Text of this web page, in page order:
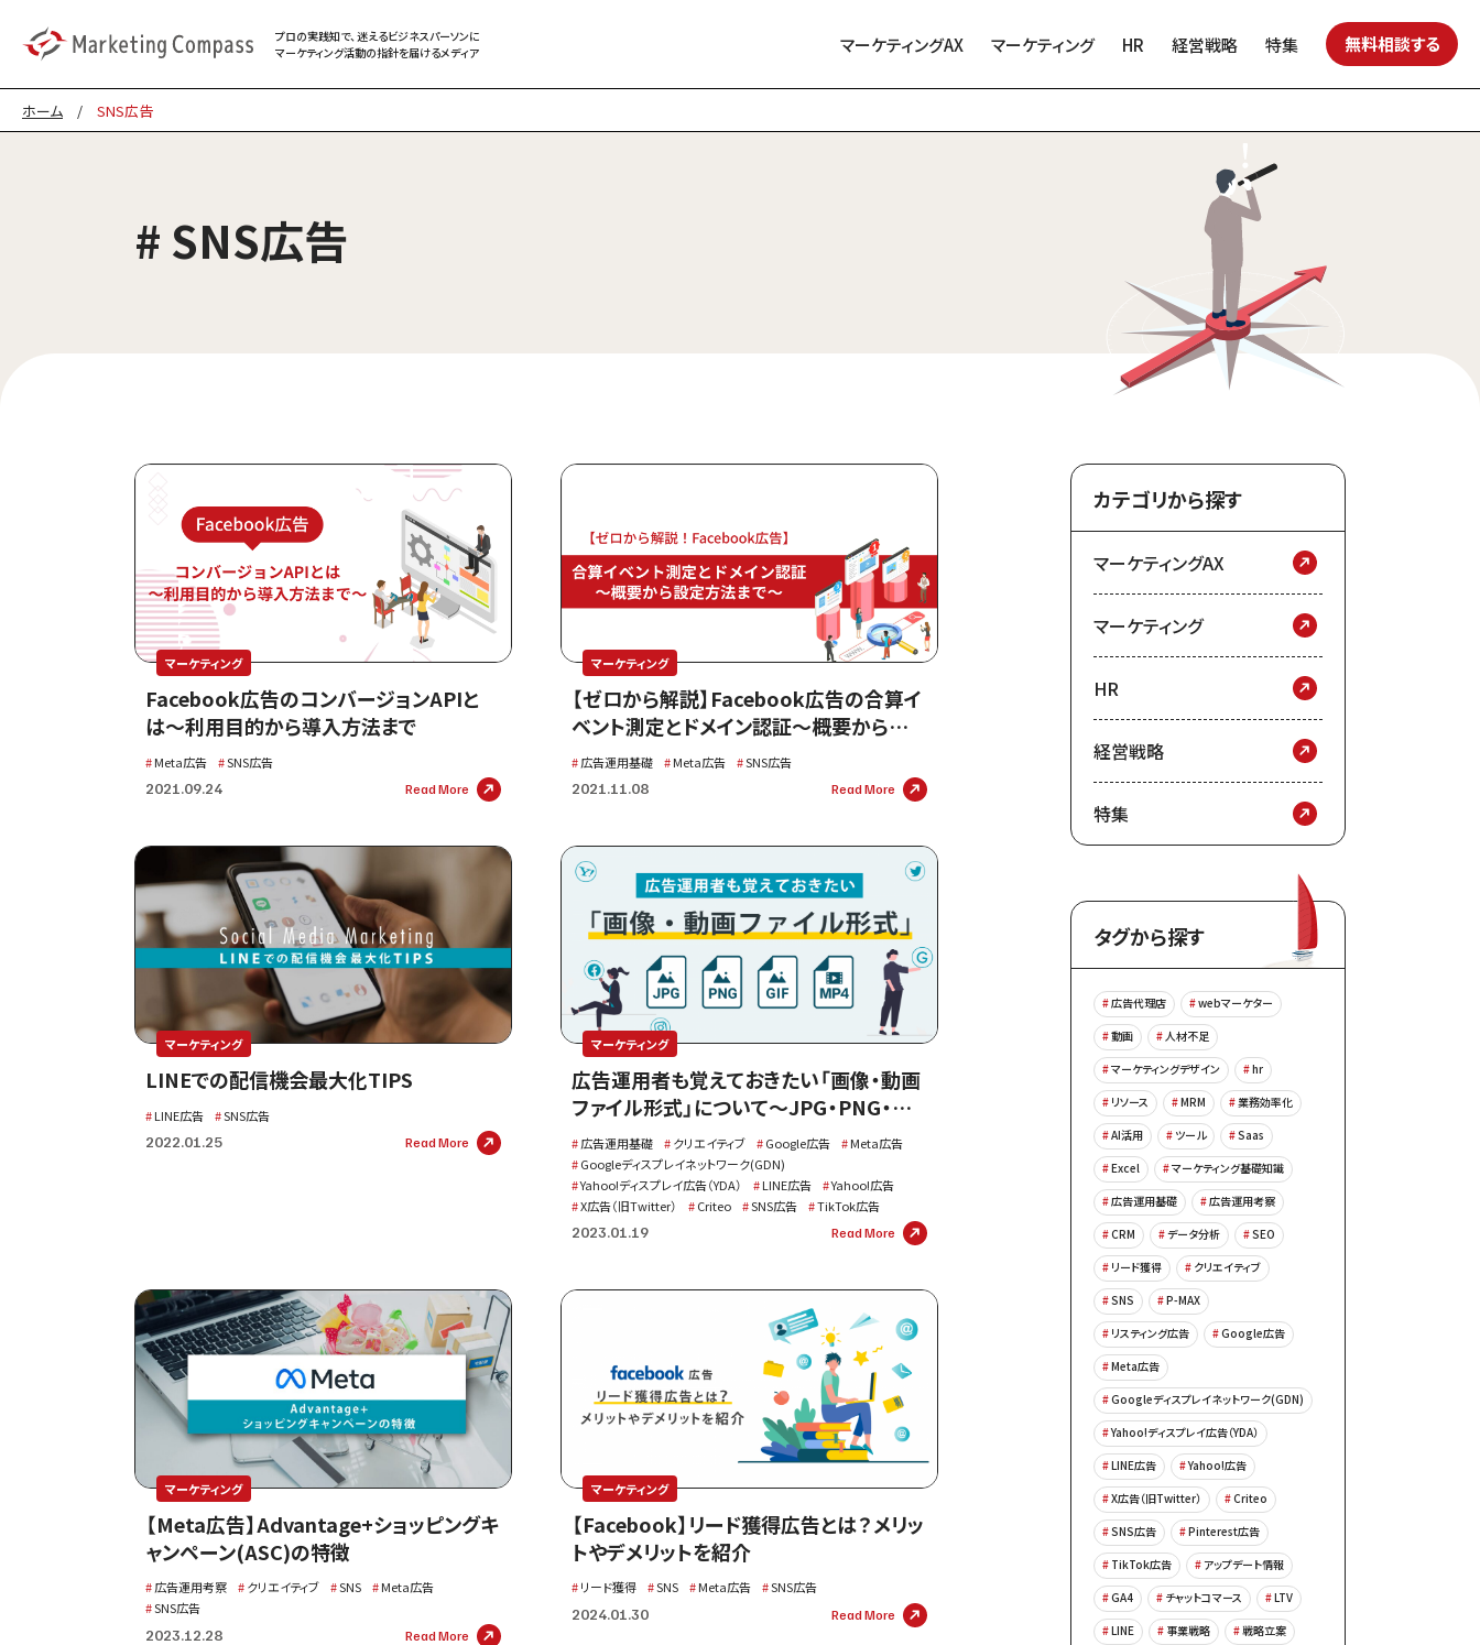
プロの実践知で、迷えるビジネスパーソンに
マーケティング活動の指針を届けるメディア マーケティングAX マーケティング HR 経営戦略 特集 無料相談する
ホーム / SNS広告
# SNS広告
マーケティング
Facebook広告のコンバージョンAPIと
は〜利用目的から導入方法まで
Meta広告 SNS広告
2021.09.24 Read More
マーケティング
【ゼロから解説】Facebook広告の合算イ
ベント測定とドメイン認証～概要から設
定方法まで～
広告運用基礎 Meta広告 SNS広告
2021.11.08 Read More
マーケティング
LINEでの配信機会最大化TIPS
LINE広告 SNS広告
2022.01.25 Read More
マーケティング
広告運用者も覚えておきたい「画像・動画
ファイル形式」について〜JPG・PNG・
GIF・MP4何が違うの？〜
広告運用基礎 クリエイティブ Google広告
Meta広告
Googleディスプレイネットワーク(GDN)
Yahoo!ディスプレイ広告（YDA）
LINE広告
Yahoo!広告
X広告（旧Twitter）
Criteo SNS広告 TikTok広告
2023.01.19 Read More
マーケティング
【Meta広告】Advantage+ショッピングキ
ャンペーン(ASC)の特徴
広告運用考察 クリエイティブ SNS
Meta広告
SNS広告
2023.12.28 Read More
マーケティング
【Facebook】リード獲得広告とは？メリッ
トやデメリットを紹介
リード獲得 SNS Meta広告 SNS広告
2024.01.30 Read More
カテゴリから探す
マーケティングAX
マーケティング
HR
経営戦略
特集
タグから探す
広告代理店
webマーケター
動画
人材不足
マーケティングデザイン
hr
リソース
MRM
業務効率化
AI活用
ツール
Saas
Excel
マーケティング基礎知識
広告運用基礎
広告運用考察
CRM
データ分析
SEO
リード獲得
クリエイティブ
SNS
P-MAX
リスティング広告
Google広告
Meta広告
Googleディスプレイネットワーク(GDN)
Yahoo!ディスプレイ広告（YDA）
LINE広告
Yahoo!広告
X広告（旧Twitter）
Criteo
SNS広告
Pinterest広告
TikTok広告
アップデート情報
GA4
チャットコマース
LTV
LINE
事業戦略
戦略立案